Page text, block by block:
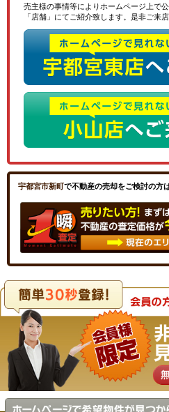
売主様の事情等によりホームページ上で
「店舗」にてご紹介致します。是非ご来店
宇都宮市新町で不動産の売却をご検討の方